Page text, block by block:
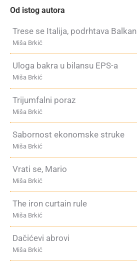
Od istog autora
Trese se Italija, podrhtava Balkan
Miša Brkić
Uloga bakra u bilansu EPS-a
Miša Brkić
Trijumfalni poraz
Miša Brkić
Sabornost ekonomske struke
Miša Brkić
Vrati se, Mario
Miša Brkić
The iron curtain rule
Miša Brkić
Dačićevi abrovi
Miša Brkić